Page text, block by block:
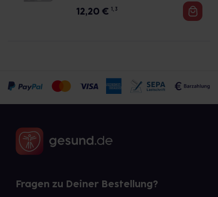
12,20 € 1, 3
Fragen zu Deiner Bestellung?